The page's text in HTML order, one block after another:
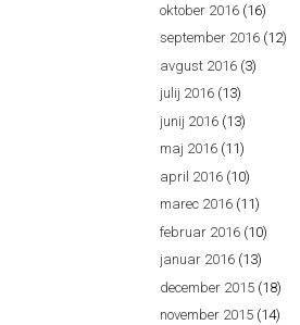
oktober 2016 (16)
september 2016 (12)
avgust 2016 (3)
julij 2016 (13)
junij 2016 (13)
maj 2016 (11)
april 2016 (10)
marec 2016 (11)
februar 2016 (10)
januar 2016 (13)
december 2015 (18)
november 2015 (14)